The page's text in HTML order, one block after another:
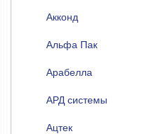
Акконд
Альфа Пак
Арабелла
АРД системы
Ацтек